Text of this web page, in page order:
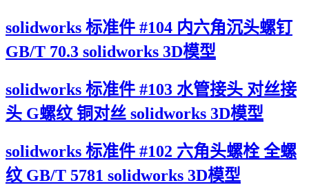
solidworks 标准件 #104 内六角沉头螺钉
GB/T 70.3 solidworks 3D模型
solidworks 标准件 #103 水管接头 对丝接
头 G螺纹 铜对丝 solidworks 3D模型
solidworks 标准件 #102 六角头螺栓 全螺
纹 GB/T 5781 solidworks 3D模型